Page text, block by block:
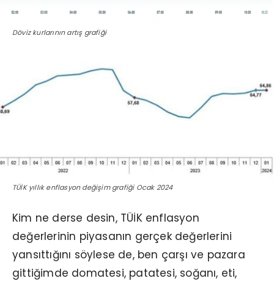
Döviz kurlarının artış grafiği
TÜİK yıllık enflasyon değişim grafiği Ocak 2024
Kim ne derse desin, TÜİK enflasyon
değerlerinin piyasanın gerçek değerlerini
yansıttığını söylese de, ben çarşı ve pazara
gittiğimde domatesi, patatesi, soğanı, eti,